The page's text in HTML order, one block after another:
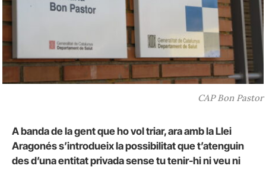
CAP Bon Pastor
A banda de la gent que ho vol triar, ara amb la Llei
Aragonés s’introdueix la possibilitat que t’atenguin
des d’una entitat privada sense tu tenir-hi ni veu ni